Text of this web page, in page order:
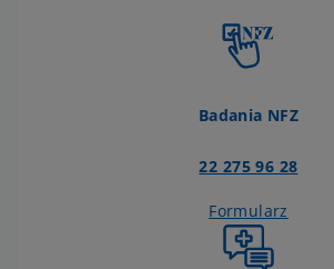
Badania NFZ
22 275 96 28
Formularz